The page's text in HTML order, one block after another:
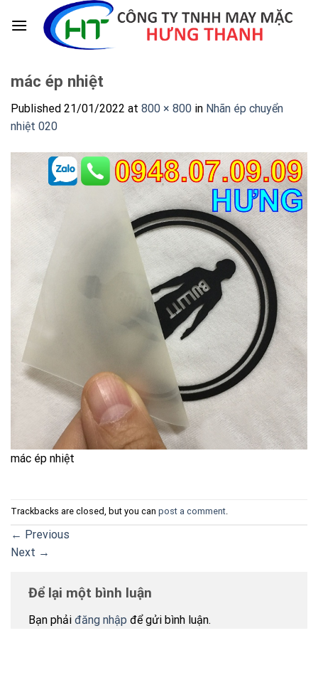
mác ép nhiệt
Published 21/01/2022 at 800 × 800 in Nhãn ép chuyển
nhiệt 020
mác ép nhiệt
Trackbacks are closed, but you can post a comment.
← Previous
Next →
Để lại một bình luận
Bạn phải đăng nhập để gửi bình luận.